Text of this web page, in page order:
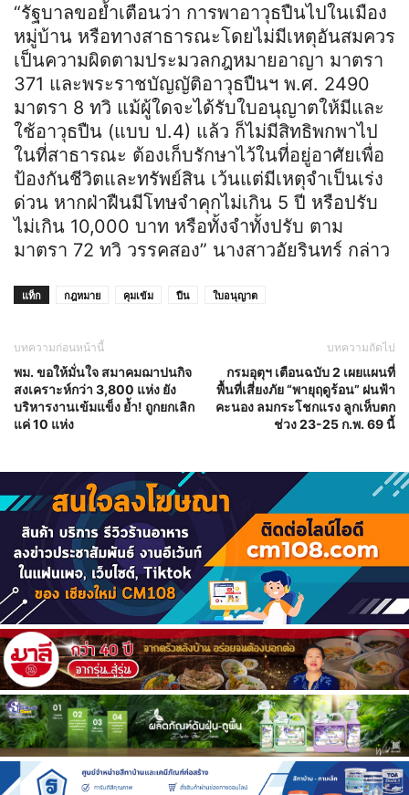
“รัฐบาลขอย้ำเตือนว่า การพาอาวุธปืนไปในเมือง
หมู่บ้าน หรือทางสาธารณะโดยไม่มีเหตุอันสมควร
เป็นความผิดตามประมวลกฎหมายอาญา มาตรา
371 และพระราชบัญญัติอาวุธปืนฯ พ.ศ. 2490
มาตรา 8 ทวิ แม้ผู้ใดจะได้รับใบอนุญาตให้มีและ
ใช้อาวุธปืน (แบบ ป.4) แล้ว ก็ไม่มีสิทธิพกพาไป
ในที่สาธารณะ ต้องเก็บรักษาไว้ในที่อยู่อาศัยเพื่อ
ป้องกันชีวิตและทรัพย์สิน เว้นแต่มีเหตุจำเป็นเร่ง
ด่วน หากฝ่าฝืนมีโทษจำคุกไม่เกิน 5 ปี หรือปรับ
ไม่เกิน 10,000 บาท หรือทั้งจำทั้งปรับ ตาม
มาตรา 72 ทวิ วรรคสอง” นางสาวอัยรินทร์ กล่าว
แท็ก กฎหมาย คุมเข้ม ปืน ใบอนุญาต
บทความก่อนหน้านี้
พม. ขอให้มั่นใจ สมาคมฌาปนกิจ
สงเคราะห์กว่า 3,800 แห่ง ยัง
บริหารงานเข้มแข็ง ย้ำ! ถูกยกเลิก
แค่ 10 แห่ง
บทความถัดไป
กรมอุตุฯ เตือนฉบับ 2 เผยแผนที่
พื้นที่เสี่ยงภัย “พายุฤดูร้อน” ฝนฟ้า
คะนอง ลมกระโชกแรง ลูกเห็บตก
ช่วง 23-25 ก.พ. 69 นี้